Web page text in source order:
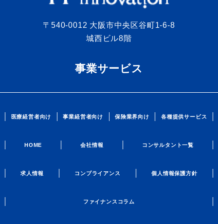
〒540-0012 大阪市中央区谷町1-6-8
城西ビル8階
事業サービス
医療経営者向け 事業経営者向け 保険業界向け 各種提供サービス
HOME 会社情報 コンサルタント一覧
求人情報 コンプライアンス 個人情報保護方針
ファイナンスコラム